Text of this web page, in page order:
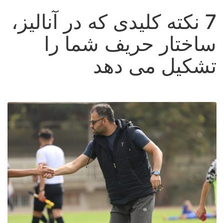
7 نکته کلیدی که در آنالیز،
ساختار حریف شما را
تشکیل می دهد